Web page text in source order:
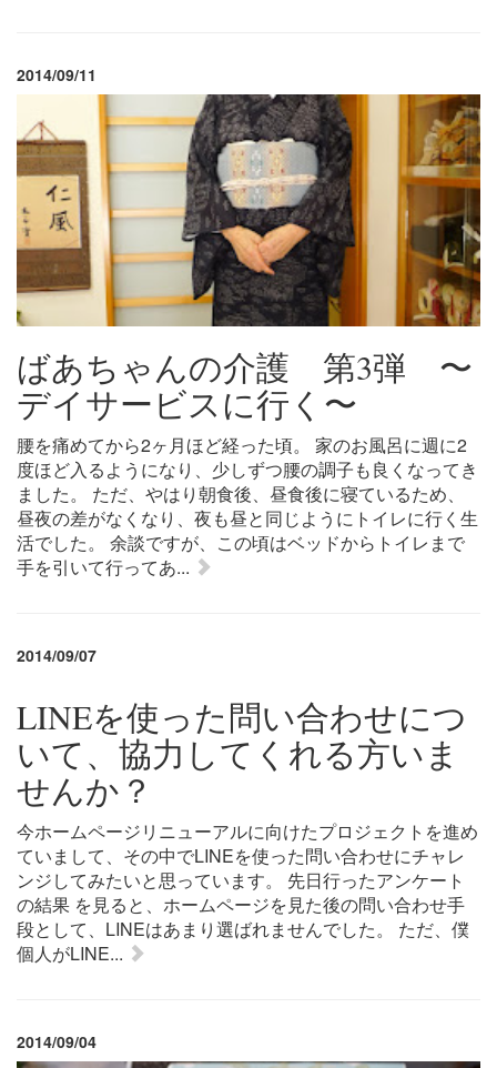
2014/09/11
ばあちゃんの介護 第3弾 〜
デイサービスに行く〜
腰を痛めてから2ヶ月ほど経った頃。 家のお風呂に週に2
度ほど入るようになり、少しずつ腰の調子も良くなってき
ました。 ただ、やはり朝食後、昼食後に寝ているため、
昼夜の差がなくなり、夜も昼と同じようにトイレに行く生
活でした。 余談ですが、この頃はベッドからトイレまで
手を引いて行ってあ...
2014/09/07
LINEを使った問い合わせにつ
いて、協力してくれる方いま
せんか？
今ホームページリニューアルに向けたプロジェクトを進め
ていまして、その中でLINEを使った問い合わせにチャレ
ンジしてみたいと思っています。 先日行ったアンケート
の結果 を見ると、ホームページを見た後の問い合わせ手
段として、LINEはあまり選ばれませんでした。 ただ、僕
個人がLINE...
2014/09/04